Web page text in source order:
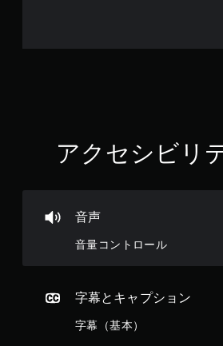
アクセシビリ
音声
音量コントロール
字幕とキャプション
字幕（基本）